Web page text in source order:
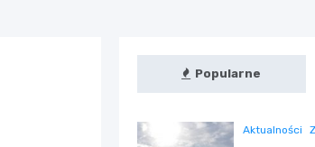
Popularne
Aktualności